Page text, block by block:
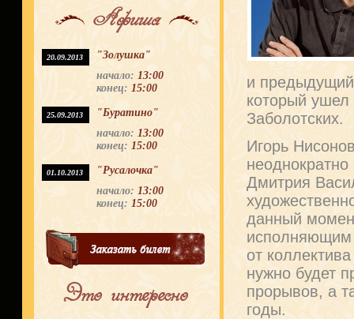
Афиша
20.09.2013
"Золушка"
начало:13:00
конец:15:00
25.09.2013
"Буратино"
начало:13:00
конец:15:00
01.10.2013
"Русалочка"
начало:13:00
конец:15:00
Это интересно
и предыдущий
который ушел
Заболотских.
Игорь
Дмитрия
данный
исполняющим
от
нужно будет
прорывов, а
годы.